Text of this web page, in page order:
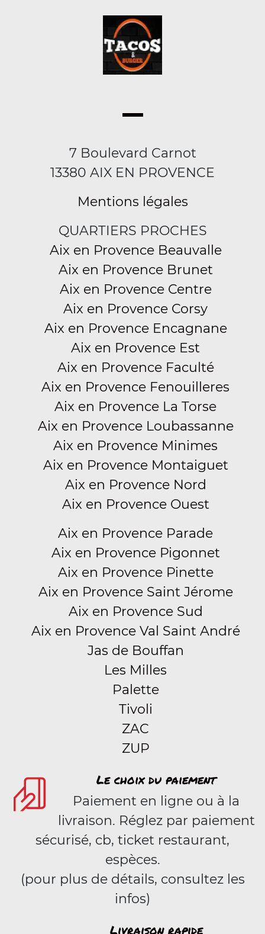
7 Boulevard Carnot
13380 AIX EN PROVENCE
Mentions légales
QUARTIERS PROCHES
Aix en Provence Beauvalle
Aix en Provence Brunet
Aix en Provence Centre
Aix en Provence Corsy
Aix en Provence Encagnane
Aix en Provence Est
Aix en Provence Faculté
Aix en Provence Fenouilleres
Aix en Provence La Torse
Aix en Provence Loubassanne
Aix en Provence Minimes
Aix en Provence Montaiguet
Aix en Provence Nord
Aix en Provence Ouest
Aix en Provence Parade
Aix en Provence Pigonnet
Aix en Provence Pinette
Aix en Provence Saint Jérome
Aix en Provence Sud
Aix en Provence Val Saint André
Jas de Bouffan
Les Milles
Palette
Tivoli
ZAC
ZUP
Le choix du paiement
Paiement en ligne ou à la
livraison. Réglez par paiement
sécurisé, cb, ticket restaurant,
espèces.
(pour plus de détails, consultez les
infos)
Livraison rapide